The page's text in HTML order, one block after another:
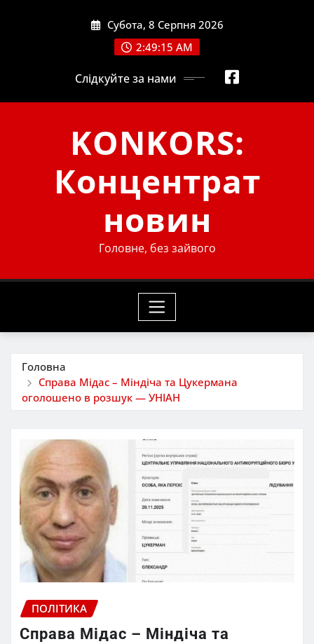
Субота, 8 Серпня 2026
2:49:16 AM
Слідкуйте за нами
KONKORS:
Концентрат
новин
Головне, без зайвого
Головна
Справа Мідас – Міндіча та Цукермана
оголошено в розшук — УНІАН
ПОЛІТИКА
Справа Мідас – Міндіча та